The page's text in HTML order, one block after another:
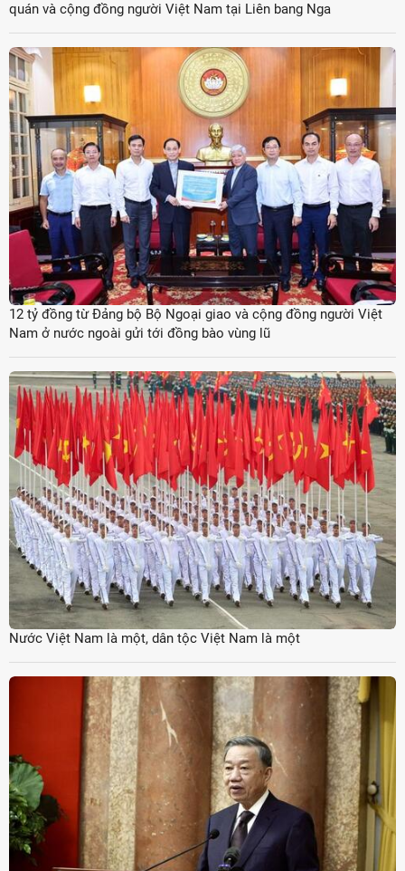
quán và cộng đồng người Việt Nam tại Liên bang Nga
12 tỷ đồng từ Đảng bộ Bộ Ngoại giao và cộng đồng người Việt
Nam ở nước ngoài gửi tới đồng bào vùng lũ
Nước Việt Nam là một, dân tộc Việt Nam là một